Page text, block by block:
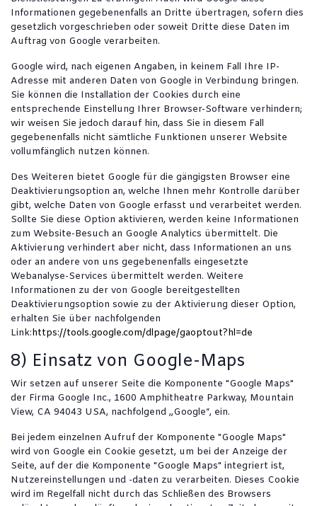
Informationen gegebenenfalls an Dritte übertragen, sofern dies
gesetzlich vorgeschrieben oder soweit Dritte diese Daten im
Auftrag von Google verarbeiten.
Google wird, nach eigenen Angaben, in keinem Fall Ihre IP-
Adresse mit anderen Daten von Google in Verbindung bringen.
Sie können die Installation der Cookies durch eine
entsprechende Einstellung Ihrer Browser-Software verhindern;
wir weisen Sie jedoch darauf hin, dass Sie in diesem Fall
gegebenenfalls nicht sämtliche Funktionen unserer Website
vollumfänglich nutzen können.
Des Weiteren bietet Google für die gängigsten Browser eine
Deaktivierungsoption an, welche Ihnen mehr Kontrolle darüber
gibt, welche Daten von Google erfasst und verarbeitet werden.
Sollte Sie diese Option aktivieren, werden keine Informationen
zum Website-Besuch an Google Analytics übermittelt. Die
Aktivierung verhindert aber nicht, dass Informationen an uns
oder an andere von uns gegebenenfalls eingesetzte
Webanalyse-Services übermittelt werden. Weitere
Informationen zu der von Google bereitgestellten
Deaktivierungsoption sowie zu der Aktivierung dieser Option,
erhalten Sie über nachfolgenden
Link:https://tools.google.com/dlpage/gaoptout?hl=de
8) Einsatz von Google-Maps
Wir setzen auf unserer Seite die Komponente "Google Maps"
der Firma Google Inc., 1600 Amphitheatre Parkway, Mountain
View, CA 94043 USA, nachfolgend „Google“, ein.
Bei jedem einzelnen Aufruf der Komponente "Google Maps"
wird von Google ein Cookie gesetzt, um bei der Anzeige der
Seite, auf der die Komponente "Google Maps" integriert ist,
Nutzereinstellungen und -daten zu verarbeiten. Dieses Cookie
wird im Regelfall nicht durch das Schließen des Browsers